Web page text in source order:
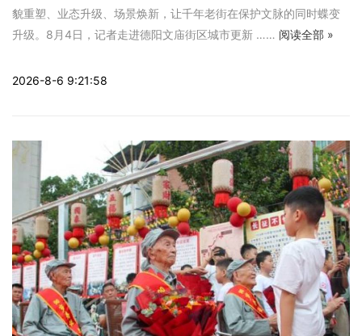
貌重塑、业态升级、场景焕新，让千年老街在保护文脉的同时蝶变
升级。8月4日，记者走进德阳文庙街区城市更新 …… 阅读全部 »
2026-8-6 9:21:58